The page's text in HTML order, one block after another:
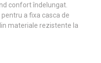
confort îndelungat.
a fixa casca de
materiale rezistente la